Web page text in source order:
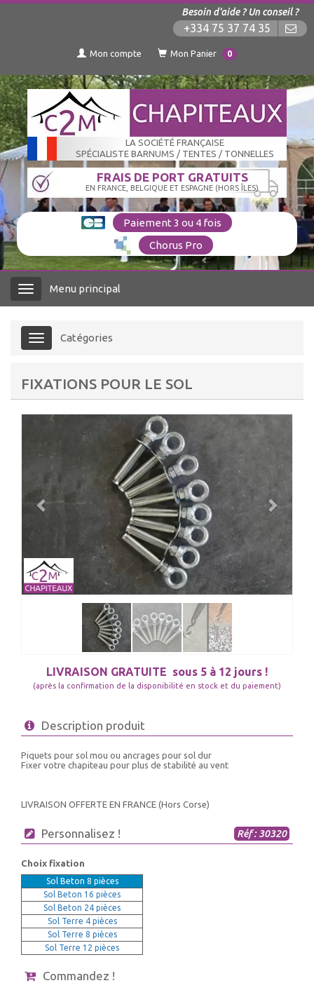
Besoin d'aide ? Un conseil ?
+334 75 37 74 35
Mon compte Mon Panier 0
LA SOCIÉTÉ FRANÇAISE
SPÉCIALISTE BARNUMS / TENTES / TONNELLES
FRAIS DE PORT GRATUITS
EN FRANCE, BELGIQUE ET ESPAGNE (HORS ÎLES)
Paiement 3 ou 4 fois
Chorus Pro
Menu Menu principal
Menu Catégories
FIXATIONS POUR LE SOL
LIVRAISON GRATUITE sous 5 à 12 jours !
(après la confirmation de la disponibilité en stock et du paiement)
Description produit
Piquets pour sol mou ou ancrages pour sol dur
Fixer votre chapiteau pour plus de stabilité au vent
LIVRAISON OFFERTE EN FRANCE (Hors Corse)
Personnalisez ! Réf : 30320
Choix fixation
Sol Beton 8 pièces
Sol Beton 16 pièces
Sol Beton 24 pièces
Sol Terre 4 pièces
Sol Terre 8 pièces
Sol Terre 12 pièces
Commandez !